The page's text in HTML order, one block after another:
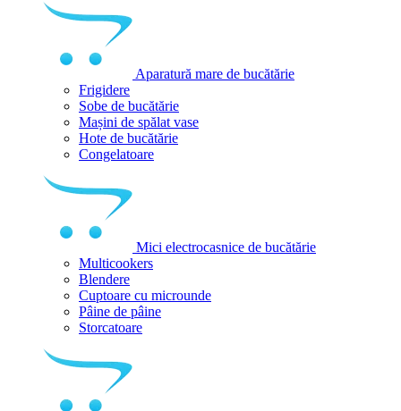
Aparatură mare de bucătărie
Frigidere
Sobe de bucătărie
Mașini de spălat vase
Hote de bucătărie
Congelatoare
Mici electrocasnice de bucătărie
Multicookers
Blendere
Cuptoare cu microunde
Pâine de pâine
Storcatoare